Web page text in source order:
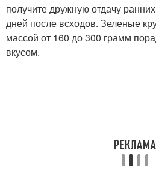
получите дружную отдачу
дней после всходов. Зеленые
массой от 160 до 300 грамм
вкусом.